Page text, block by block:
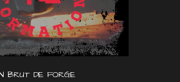
BRUT DE FORGE